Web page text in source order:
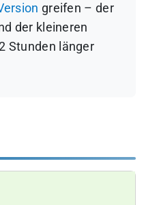
greifen – der
der kleineren
Stunden länger